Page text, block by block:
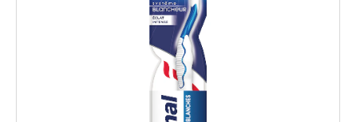
Conseils d'hygiène bucco-dentaire
Signal Professionnel